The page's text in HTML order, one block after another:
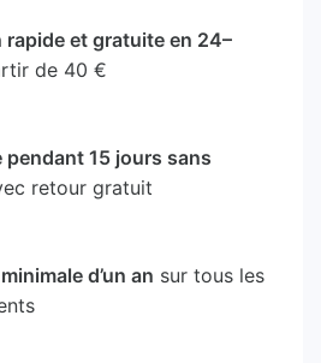
rapide et gratuite en 24–
de 40 €
pendant 15 jours sans
retour gratuit
d’un an sur tous les